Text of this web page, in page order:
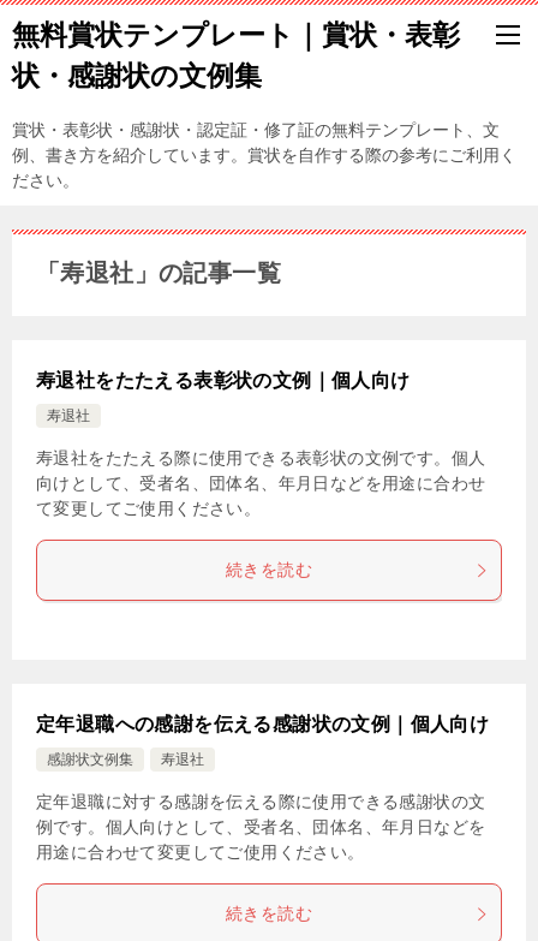
無料賞状テンプレート｜賞状・表彰
状・感謝状の文例集
賞状・表彰状・感謝状・認定証・修了証の無料テンプレート、文
例、書き方を紹介しています。賞状を自作する際の参考にご利用く
ださい。
「寿退社」の記事一覧
寿退社をたたえる表彰状の文例｜個人向け
寿退社
寿退社をたたえる際に使用できる表彰状の文例です。個人
向けとして、受者名、団体名、年月日などを用途に合わせ
て変更してご使用ください。
続きを読む
定年退職への感謝を伝える感謝状の文例｜個人向け
感謝状文例集 寿退社
定年退職に対する感謝を伝える際に使用できる感謝状の文
例です。個人向けとして、受者名、団体名、年月日などを
用途に合わせて変更してご使用ください。
続きを読む